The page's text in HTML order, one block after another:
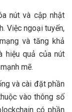
nút và cập nhật
Việc ngoại tuyến,
và tăng khả
hiệu quả của nút
mẽ.
và cài đặt phần
vào thông số
có phần